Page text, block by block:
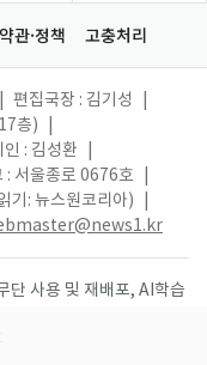
관·정책 고충처리
편집국장 : 김기성
층)
: 김성환
: 서울종로 0676호
기: 뉴스원코리아)
사용 및 재배포, AI학습